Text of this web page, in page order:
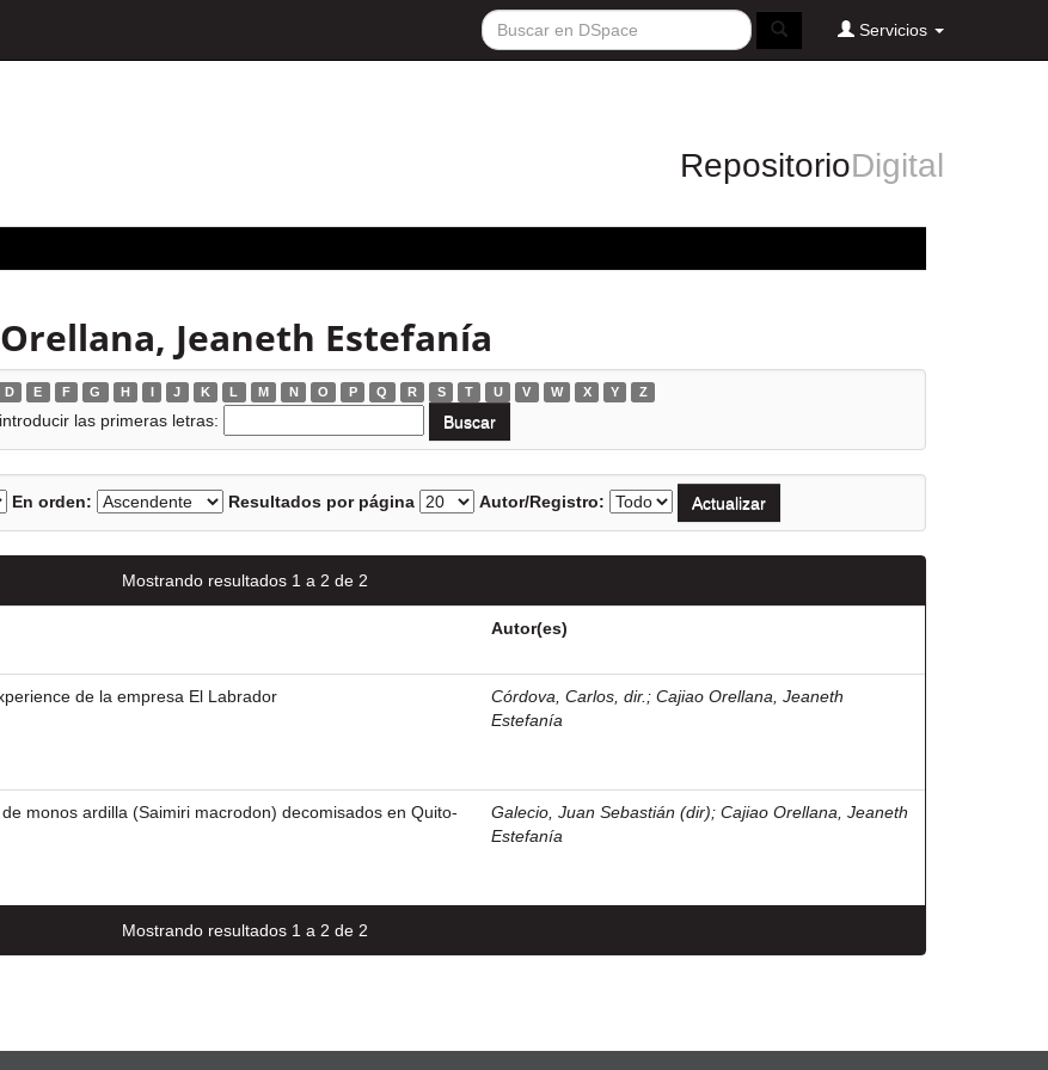
Servicios
RepositorioDigital
Jeaneth Estefanía
D E F G H I J K L M N O P Q R S T U V W X Y Z
las primeras letras:
En orden: Resultados por página Autor/Registro:
Mostrando resultados 1 a 2 de 2
Autor(es)
de la empresa El Labrador Córdova, Carlos, dir. ; Cajiao Orellana, Jeaneth
Estefanía
monos ardilla (Saimiri macrodon) decomisados en Quito-
Galecio, Juan Sebastián (dir); Cajiao Orellana, Jeaneth
Estefanía
Mostrando resultados 1 a 2 de 2